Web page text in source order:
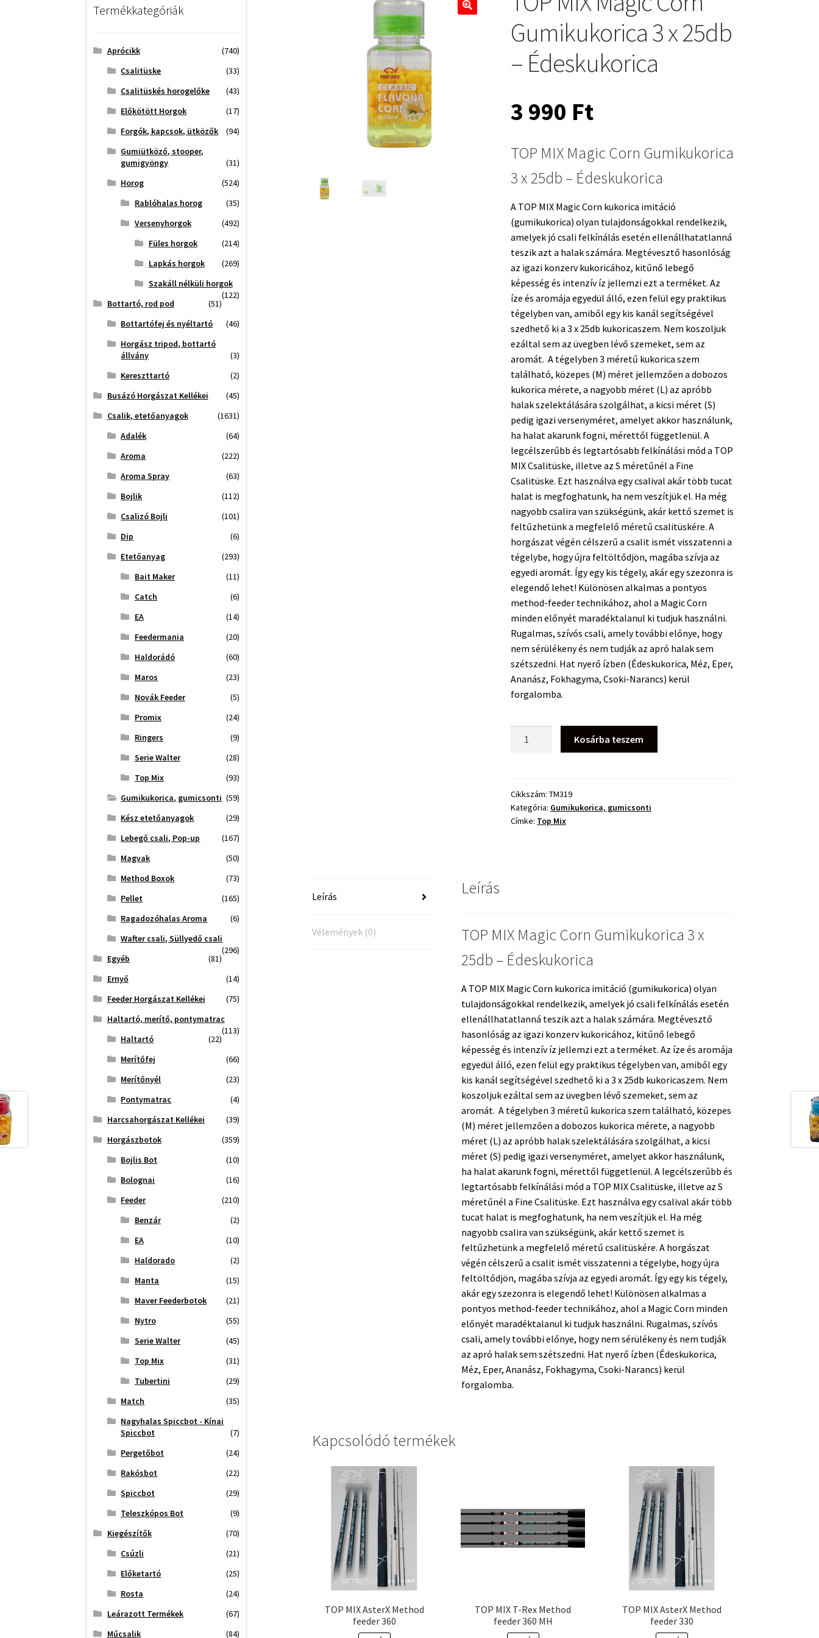
Gumikukorica 3 x 25db
– Édeskukorica
3 990 Ft
TOP MIX Magic Corn Gumikukorica
3 x 25db – Édeskukorica
A TOP MIX Magic Corn kukorica imitáció
(gumikukorica) olyan tulajdonságokkal rendelkezik,
amelyek jó csali felkínálás esetén ellenállhatatlanná
teszik azt a halak számára. Megtévesztő hasonlóság
az igazi konzerv kukoricához, kitűnő lebegő
képesség és intenzív íz jellemzi ezt a terméket. Az
íze és aromája egyedül álló, ezen felül egy praktikus
tégelyben van, amiből egy kis kanál segítségével
szedhető ki a 3 x 25db kukoricaszem. Nem koszoljuk
ezáltal sem az üvegben lévő szemeket, sem az
aromát. A tégelyben 3 méretű kukorica szem
található, közepes (M) méret jellemzően a dobozos
kukorica mérete, a nagyobb méret (L) az apróbb
halak szelektálására szolgálhat, a kicsi méret (S)
pedig igazi versenyméret, amelyet akkor használunk,
ha halat akarunk fogni, mérettől függetlenül. A
legcélszerűbb és legtartósabb felkínálási mód a TOP
MIX Csalitüske, illetve az S méretűnél a Fine
Csalitüske. Ezt használva egy csalival akár több tucat
halat is megfoghatunk, ha nem veszítjük el. Ha még
nagyobb csalira van szükségünk, akár kettő szemet is
feltűzhetünk a megfelelő méretű csalitüskére. A
horgászat végén célszerű a csalit ismét visszatenni a
tégelybe, hogy újra feltöltődjön, magába szívja az
egyedi aromát. Így egy kis tégely, akár egy szezonra is
elegendő lehet! Különösen alkalmas a pontyos
method-feeder technikához, ahol a Magic Corn
minden előnyét maradéktalanul ki tudjuk használni.
Rugalmas, szívós csali, amely további előnye, hogy
nem sérülékeny és nem tudják az apró halak sem
szétszedni. Hat nyerő ízben (Édeskukorica, Méz, Eper,
Ananász, Fokhagyma, Csoki-Narancs) kerül
forgalomba.
Gumikukorica
3
x
Kosárba teszem
Cikkszám: TM319
Kategória: Gumikukorica, gumicsonti
Címke: Top Mix
Leírás
Vélemények (0)
Leírás
TOP MIX Magic Corn Gumikukorica 3 x
25db – Édeskukorica
A TOP MIX Magic Corn kukorica imitáció (gumikukorica) olyan
tulajdonságokkal rendelkezik, amelyek jó csali felkínálás esetén
ellenállhatatlanná teszik azt a halak számára. Megtévesztő
hasonlóság az igazi konzerv kukoricához, kitűnő lebegő
képesség és intenzív íz jellemzi ezt a terméket. Az íze és aromája
egyedül álló, ezen felül egy praktikus tégelyben van, amiből egy
kis kanál segítségével szedhető ki a 3 x 25db kukoricaszem. Nem
koszoljuk ezáltal sem az üvegben lévő szemeket, sem az
aromát. A tégelyben 3 méretű kukorica szem található, közepes
(M) méret jellemzően a dobozos kukorica mérete, a nagyobb
méret (L) az apróbb halak szelektálására szolgálhat, a kicsi
méret (S) pedig igazi versenyméret, amelyet akkor használunk,
ha halat akarunk fogni, mérettől függetlenül. A legcélszerűbb és
legtartósabb felkínálási mód a TOP MIX Csalitüske, illetve az S
méretűnél a Fine Csalitüske. Ezt használva egy csalival akár több
tucat halat is megfoghatunk, ha nem veszítjük el. Ha még
nagyobb csalira van szükségünk, akár kettő szemet is
feltűzhetünk a megfelelő méretű csalitüskére. A horgászat
végén célszerű a csalit ismét visszatenni a tégelybe, hogy újra
feltöltődjön, magába szívja az egyedi aromát. Így egy kis tégely,
akár egy szezonra is elegendő lehet! Különösen alkalmas a
pontyos method-feeder technikához, ahol a Magic Corn minden
előnyét maradéktalanul ki tudjuk használni. Rugalmas, szívós
csali, amely további előnye, hogy nem sérülékeny és nem tudják
az apró halak sem szétszedni. Hat nyerő ízben (Édeskukorica,
Méz, Eper, Ananász, Fokhagyma, Csoki-Narancs) kerül
forgalomba.
Kapcsolódó termékek
TOP MIX AsterX Method
feeder 360
TOP MIX T-Rex Method
feeder 360 MH
TOP MIX AsterX Method
feeder 330
Termékkategóriák
Aprócikk
(740)
Csalitüske
(33)
Csalitüskés horogelőke
(43)
Előkötött Horgok
(17)
Forgók, kapcsok, ütközők
(94)
Gumiütköző, stooper,
gumigyöngy
(31)
Horog
(524)
Rablóhalas horog
(35)
Versenyhorgok
(492)
Füles horgok
(214)
Lapkás horgok
(269)
Szakáll nélküli horgok
(122)
Bottartó, rod pod
(51)
Bottartófej és nyéltartó
(46)
Horgász tripod, bottartó
állvány
(3)
Kereszttartó
(2)
Busázó Horgászat Kellékei
(45)
Csalik, etetőanyagok
(1631)
Adalék
(64)
Aroma
(222)
Aroma Spray
(63)
Bojlik
(112)
Csalizó Bojli
(101)
Dip
(6)
Etetőanyag
(293)
Bait Maker
(11)
Catch
(6)
EA
(14)
Feedermania
(20)
Haldorádó
(60)
Maros
(23)
Novák Feeder
(5)
Promix
(24)
Ringers
(9)
Serie Walter
(28)
Top Mix
(93)
Gumikukorica, gumicsonti (59)
Kész etetőanyagok
(29)
Lebegő csali, Pop-up
(167)
Magvak
(50)
Method Boxok
(73)
Pellet
(165)
Ragadozóhalas Aroma
(6)
Wafter csali, Süllyedő csali
(296)
Egyéb
(81)
Ernyő
(14)
Feeder Horgászat Kellékei
(75)
Haltartó, merítő, pontymatrac
(113)
Haltartó
(22)
Merítőfej
(66)
Merítőnyél
(23)
Pontymatrac
(4)
Harcsahorgászat Kellékei
(39)
Horgászbotok
(359)
Bojlis Bot
(10)
Bolognai
(16)
Feeder
(210)
Benzár
(2)
EA
(10)
Haldorado
(2)
Manta
(15)
Maver Feederbotok
(21)
Nytro
(55)
Serie Walter
(45)
Top Mix
(31)
Tubertini
(29)
Match
(35)
Nagyhalas Spiccbot - Kínai
Spiccbot
(7)
Pergetőbot
(24)
Rakósbot
(22)
Spiccbot
(29)
Teleszkópos Bot
(9)
Kiegészítők
(70)
Csúzli
(21)
Előketartó
(25)
Rosta
(24)
Leárazott Termékek
(67)
Műcsalik
(84)